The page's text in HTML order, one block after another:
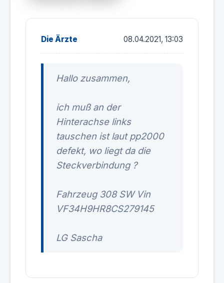
Die Ärzte 08.04.2021, 13:03
Hallo zusammen,
ich muß an der
Hinterachse links
tauschen ist laut pp2000
defekt, wo liegt da die
Steckverbindung ?
Fahrzeug 308 SW Vin
VF34H9HR8CS279145
LG Sascha